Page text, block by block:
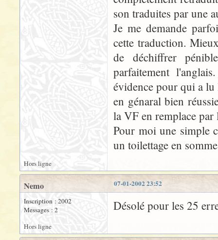
son traduites par une
Je me demande
cette traduction.
de déchiffrer
parfaitement
évidence pour qui a lu
en génaral bien
la VF en remplace par
Pour moi une simple
un toilettage en
Hors ligne
07-01-2002 23:52
Nemo
Inscription : 2002
Messages : 2
Désolé pour les 25
Hors ligne